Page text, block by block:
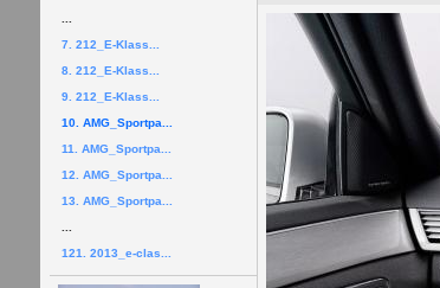
7. 212_E-Klass...
8. 212_E-Klass...
9. 212_E-Klass...
10. AMG_Sportpa...
11. AMG_Sportpa...
12. AMG_Sportpa...
13. AMG_Sportpa...
121. 2013_e-clas...